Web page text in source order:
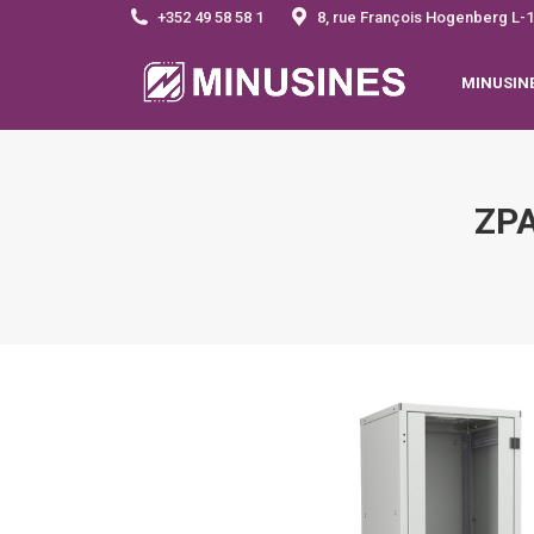
+352 49 58 58 1 8, rue François Hogenberg L-